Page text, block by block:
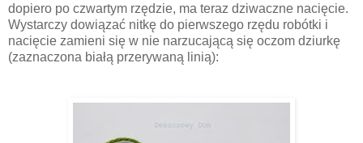
dopiero po czwartym rzędzie, ma teraz dziwaczne nacięcie.
Wystarczy dowiązać nitkę do pierwszego rzędu robótki i
nacięcie zamieni się w nie narzucającą się oczom dziurkę
(zaznaczona białą przerywaną linią):